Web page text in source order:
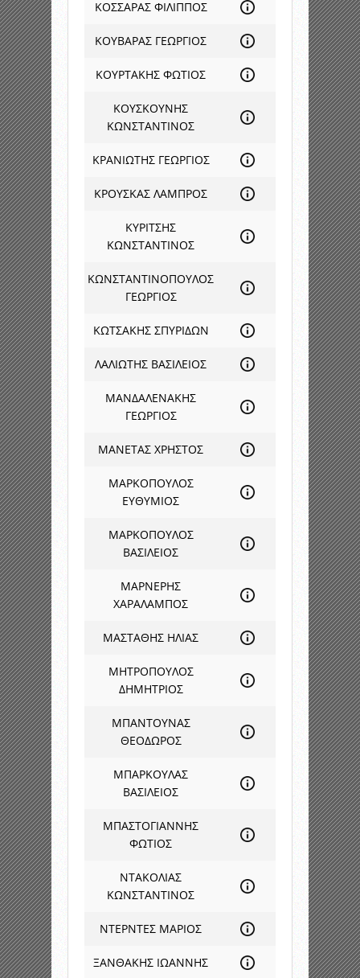
ΚΟΣΣΑΡΑΣ ΦΙΛΙΠΠΟΣ
ΚΟΥΒΑΡΑΣ ΓΕΩΡΓΙΟΣ
ΚΟΥΡΤΑΚΗΣ ΦΩΤΙΟΣ
ΚΟΥΣΚΟΥΝΗΣ
ΚΩΝΣΤΑΝΤΙΝΟΣ
ΚΡΑΝΙΩΤΗΣ ΓΕΩΡΓΙΟΣ
ΚΡΟΥΣΚΑΣ ΛΑΜΠΡΟΣ
ΚΥΡΙΤΣΗΣ
ΚΩΝΣΤΑΝΤΙΝΟΣ
ΚΩΝΣΤΑΝΤΙΝΟΠΟΥΛΟΣ
ΓΕΩΡΓΙΟΣ
ΚΩΤΣΑΚΗΣ ΣΠΥΡΙΔΩΝ
ΛΑΛΙΩΤΗΣ ΒΑΣΙΛΕΙΟΣ
ΜΑΝΔΑΛΕΝΑΚΗΣ
ΓΕΩΡΓΙΟΣ
ΜΑΝΕΤΑΣ ΧΡΗΣΤΟΣ
ΜΑΡΚΟΠΟΥΛΟΣ
ΕΥΘΥΜΙΟΣ
ΜΑΡΚΟΠΟΥΛΟΣ
ΒΑΣΙΛΕΙΟΣ
ΜΑΡΝΕΡΗΣ
ΧΑΡΑΛΑΜΠΟΣ
ΜΑΣΤΑΘΗΣ ΗΛΙΑΣ
ΜΗΤΡΟΠΟΥΛΟΣ
ΔΗΜΗΤΡΙΟΣ
ΜΠΑΝΤΟΥΝΑΣ
ΘΕΟΔΩΡΟΣ
ΜΠΑΡΚΟΥΛΑΣ
ΒΑΣΙΛΕΙΟΣ
ΜΠΑΣΤΟΓΙΑΝΝΗΣ
ΦΩΤΙΟΣ
ΝΤΑΚΟΛΙΑΣ
ΚΩΝΣΤΑΝΤΙΝΟΣ
ΝΤΕΡΝΤΕΣ ΜΑΡΙΟΣ
ΞΑΝΘΑΚΗΣ ΙΩΑΝΝΗΣ